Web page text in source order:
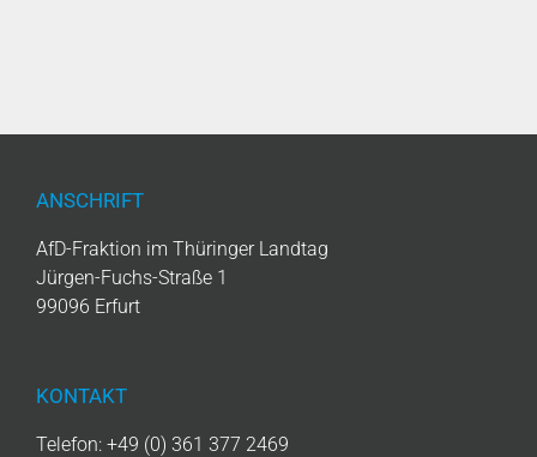
ANSCHRIFT
AfD-Fraktion im Thüringer Landtag
Jürgen-Fuchs-Straße 1
99096 Erfurt
KONTAKT
Telefon: +49 (0) 361 377 2469